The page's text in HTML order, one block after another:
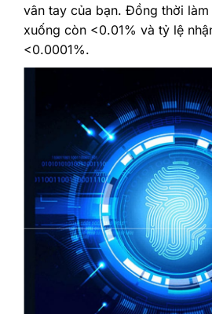
vân tay của bạn. Đồng thời
xuống còn <0.01% và tỷ lệ
<0.0001%.